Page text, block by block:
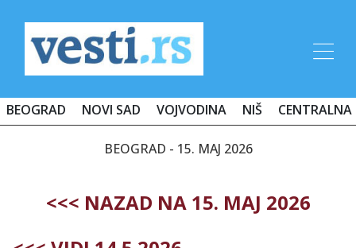
BEOGRAD NOVI SAD VOJVODINA NIŠ CENTRALNA
BEOGRAD - 15. MAJ 2026
<<< NAZAD NA 15. MAJ 2026